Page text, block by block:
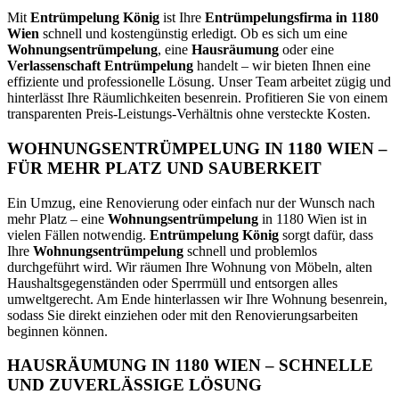
Mit Entrümpelung König ist Ihre Entrümpelungsfirma in 1180
Wien schnell und kostengünstig erledigt. Ob es sich um eine
Wohnungsentrümpelung, eine Hausräumung oder eine
Verlassenschaft Entrümpelung handelt – wir bieten Ihnen eine
effiziente und professionelle Lösung. Unser Team arbeitet zügig und
hinterlässt Ihre Räumlichkeiten besenrein. Profitieren Sie von einem
transparenten Preis-Leistungs-Verhältnis ohne versteckte Kosten.
WOHNUNGSENTRÜMPELUNG IN 1180 WIEN –
FÜR MEHR PLATZ UND SAUBERKEIT
Ein Umzug, eine Renovierung oder einfach nur der Wunsch nach
mehr Platz – eine Wohnungsentrümpelung in 1180 Wien ist in
vielen Fällen notwendig. Entrümpelung König sorgt dafür, dass
Ihre Wohnungsentrümpelung schnell und problemlos
durchgeführt wird. Wir räumen Ihre Wohnung von Möbeln, alten
Haushaltsgegenständen oder Sperrmüll und entsorgen alles
umweltgerecht. Am Ende hinterlassen wir Ihre Wohnung besenrein,
sodass Sie direkt einziehen oder mit den Renovierungsarbeiten
beginnen können.
HAUSRÄUMUNG IN 1180 WIEN – SCHNELLE
UND ZUVERLÄSSIGE LÖSUNG